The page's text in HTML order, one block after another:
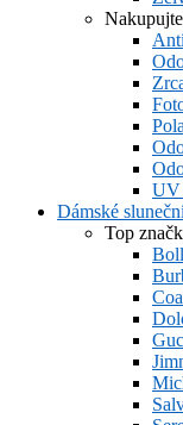
UV
Dámské
Top